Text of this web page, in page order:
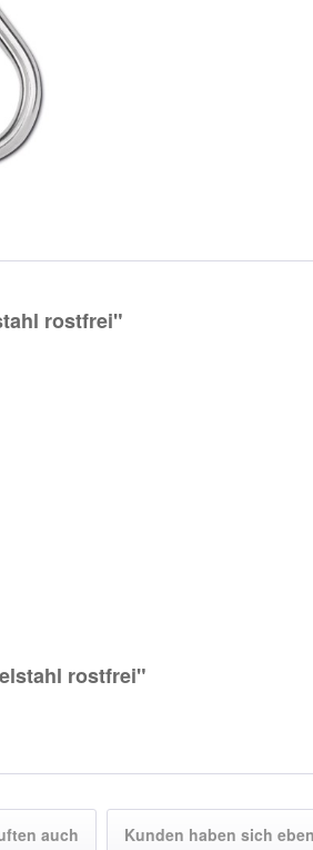
rostfrei"
rostfrei"
auch Kunden haben sich